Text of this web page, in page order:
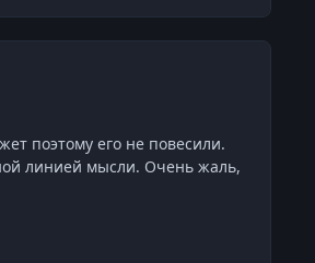
поэтому его не повесили.
линией мысли. Очень жаль,